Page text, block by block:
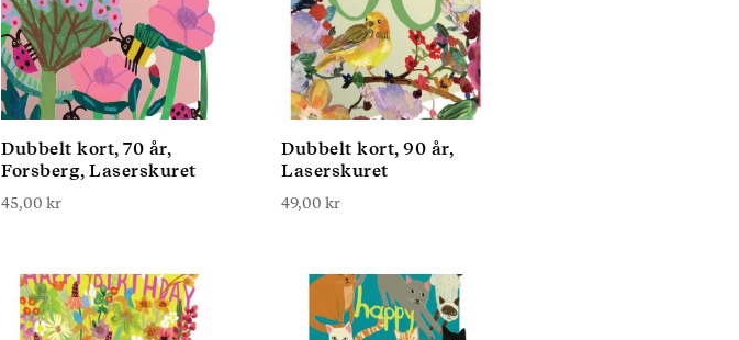
Dubbelt kort, 70 år,
Forsberg, Laserskuret
45,00 kr
Dubbelt kort, 90 år,
Laserskuret
49,00 kr